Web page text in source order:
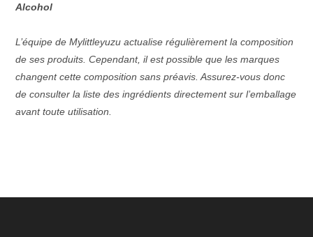
Alcohol
L’équipe de Mylittleyuzu actualise régulièrement la composition
de ses produits. Cependant, il est possible que les marques
changent cette composition sans préavis. Assurez-vous donc
de consulter la liste des ingrédients directement sur l’emballage
avant toute utilisation.